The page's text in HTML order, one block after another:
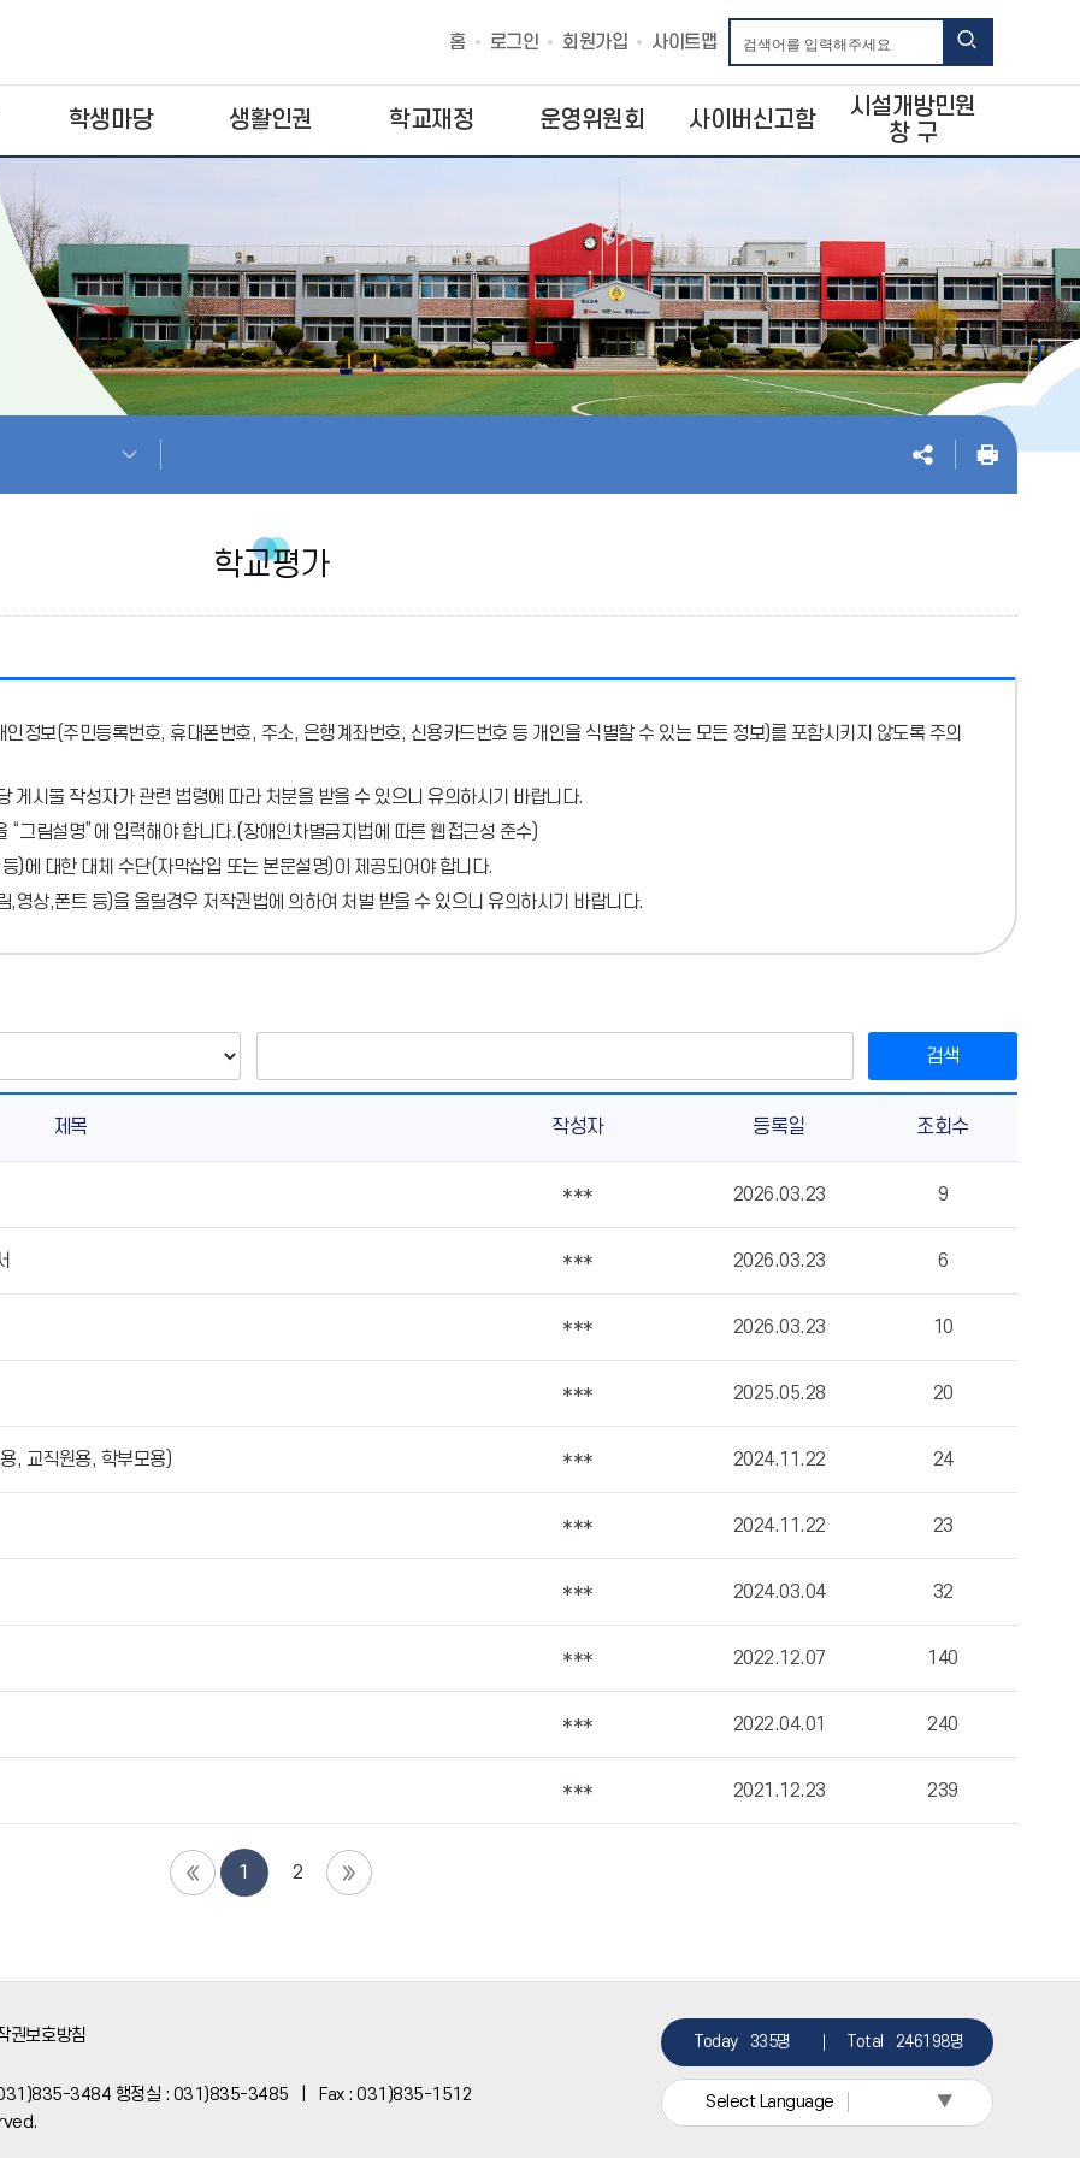
홈 로그인 회원가입 사이트맵
학생마당 생활인권 학교재정 운영위원회 사이버신고함
시설개방민원
창 구
학교평가
인정보(주민등록번호, 휴대폰번호, 주소, 은행계좌번호, 신용카드번호 등 개인을 식별할 수 있는 모든 정보)를 포함시키지 않도록 주의
게시물 작성자가 관련 법령에 따라 처분을 받을 수 있으니 유의하시기 바랍니다.
“그림설명”에 입력해야 합니다.(장애인차별금지법에 따른 웹접근성 준수)
)에 대한 대체 수단(자막삽입 또는 본문설명)이 제공되어야 합니다.
영상,폰트 등)을 올릴경우 저작권법에 의하여 처벌 받을 수 있으니 유의하시기 바랍니다.
검색
제목 작성자 등록일 조회수
*** 2026.03.23 9
*** 2026.03.23 6
*** 2026.03.23 10
*** 2025.05.28 20
, 교직원용, 학부모용) *** 2024.11.22 24
*** 2024.11.22 23
*** 2024.03.04 32
*** 2022.12.07 140
*** 2022.04.01 240
*** 2021.12.23 239
1 2
권보호방침
031)835-3484 행정실 : 031)835-3485 | Fax : 031)835-1512
Today 335명 Total 246198명
Select Language
▼